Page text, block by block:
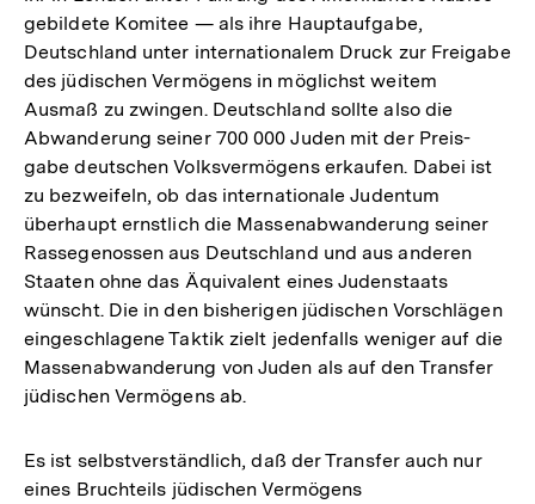
gebildete Komitee — als ihre Hauptaufgabe,
Deutschland unter internationalem Druck zur Freigabe
des jüdischen Vermögens in möglichst weitem
Ausmaß zu zwingen. Deutschland sollte also die
Abwanderung seiner 700 000 Juden mit der Preis-
gabe deutschen Volksvermögens erkaufen. Dabei ist
zu bezweifeln, ob das internationale Judentum
überhaupt ernstlich die Massenabwanderung seiner
Rassegenossen aus Deutschland und aus anderen
Staaten ohne das Äquivalent eines Judenstaats
wünscht. Die in den bisherigen jüdischen Vorschlägen
eingeschlagene Taktik zielt jedenfalls weniger auf die
Massenabwanderung von Juden als auf den Transfer
jüdischen Vermögens ab.
Es ist selbstverständlich, daß der Transfer auch nur
eines Bruchteils jüdischen Vermögens